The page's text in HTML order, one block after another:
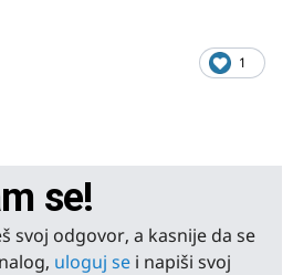
1
se!
svoj odgovor, a kasnije da se
uloguj se i napiši svoj